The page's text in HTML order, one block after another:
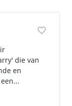
die van
en